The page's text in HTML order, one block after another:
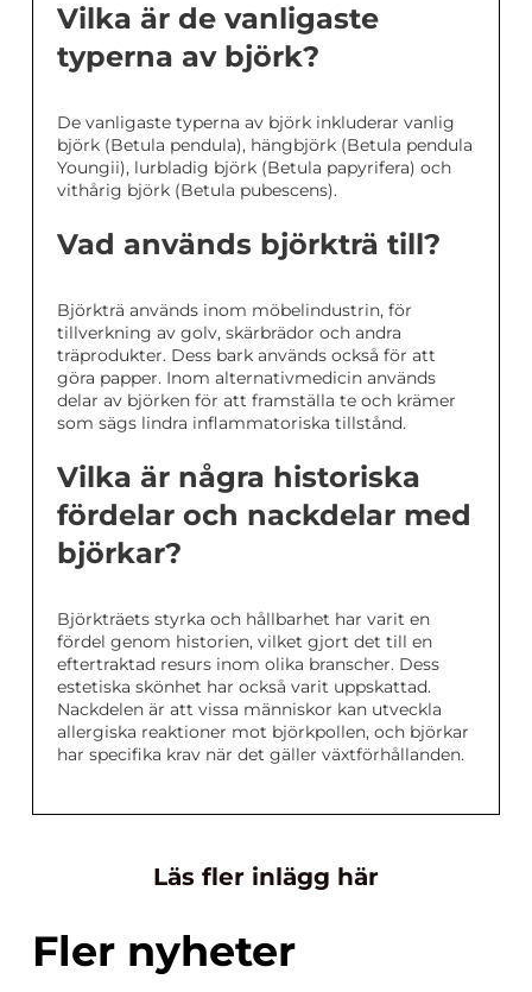
Vilka är de vanligaste
typerna av björk?
De vanligaste typerna av björk inkluderar vanlig
björk (Betula pendula), hängbjörk (Betula pendula
Youngii), lurbladig björk (Betula papyrifera) och
vithårig björk (Betula pubescens).
Vad används björkträ till?
Björkträ används inom möbelindustrin, för
tillverkning av golv, skärbrädor och andra
träprodukter. Dess bark används också för att
göra papper. Inom alternativmedicin används
delar av björken för att framställa te och krämer
som sägs lindra inflammatoriska tillstånd.
Vilka är några historiska
fördelar och nackdelar med
björkar?
Björkträets styrka och hållbarhet har varit en
fördel genom historien, vilket gjort det till en
eftertraktad resurs inom olika branscher. Dess
estetiska skönhet har också varit uppskattad.
Nackdelen är att vissa människor kan utveckla
allergiska reaktioner mot björkpollen, och björkar
har specifika krav när det gäller växtförhållanden.
Läs fler inlägg här
Fler nyheter